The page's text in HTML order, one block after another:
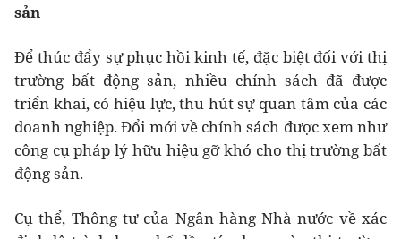
sản
Để thúc đẩy sự phục hồi kinh tế, đặc biệt đối với thị
trường bất động sản, nhiều chính sách đã được
triển khai, có hiệu lực, thu hút sự quan tâm của các
doanh nghiệp. Đổi mới về chính sách được xem như
công cụ pháp lý hữu hiệu gỡ khó cho thị trường bất
động sản.
Cụ thể, Thông tư của Ngân hàng Nhà nước về xác